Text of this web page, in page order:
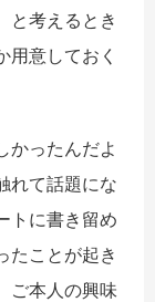
と考えるとき
用意しておく
かったんだよ
れて話題にな
トに書き留め
たことが起き
ご本人の興味